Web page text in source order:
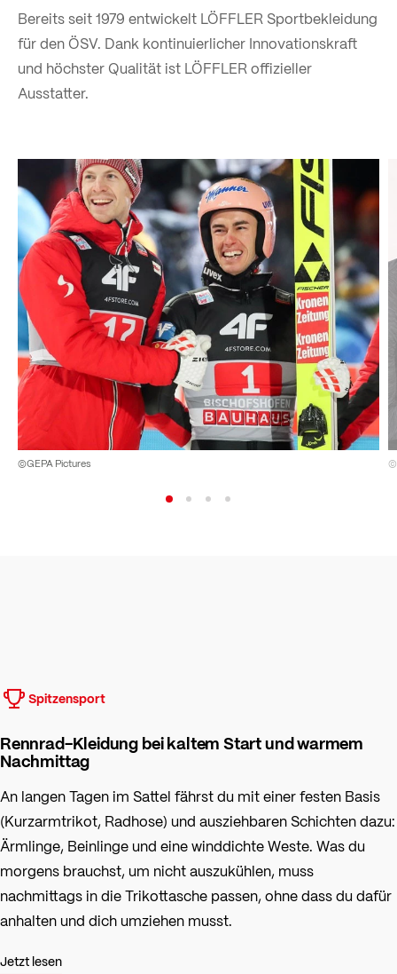
Bereits seit 1979 entwickelt LÖFFLER Sportbekleidung
für den ÖSV. Dank kontinuierlicher Innovationskraft
und höchster Qualität ist LÖFFLER offizieller
Ausstatter.
©GEPA Pictures
Spitzensport
Rennrad-Kleidung bei kaltem Start und warmem
Nachmittag
An langen Tagen im Sattel fährst du mit einer festen Basis
(Kurzarmtrikot, Radhose) und ausziehbaren Schichten dazu:
Ärmlinge, Beinlinge und eine winddichte Weste. Was du
morgens brauchst, um nicht auszukühlen, muss
nachmittags in die Trikottasche passen, ohne dass du dafür
anhalten und dich umziehen musst.
Jetzt lesen